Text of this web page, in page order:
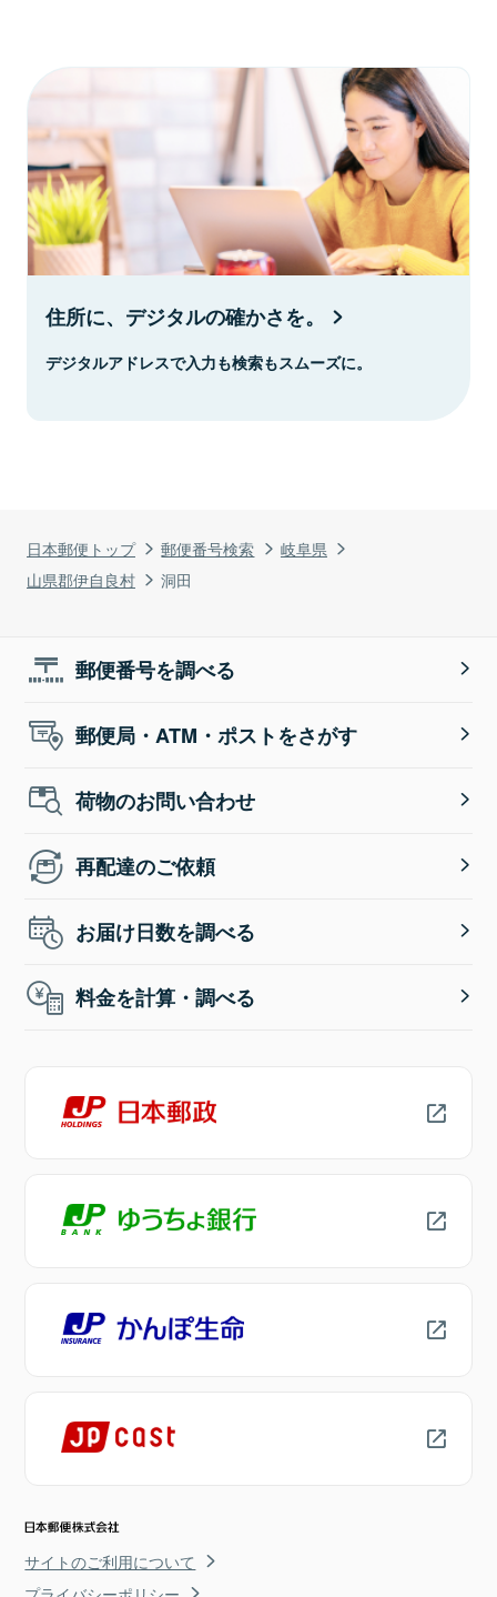
日本郵便トップ 郵便番号検索
岐阜県
山県郡伊自良村
洞田
住所に、デジタルの確かさを。
デジタルアドレスで入力も検索もスムーズに。
郵便番号を調べる
郵便局・ATM・ポストをさがす
荷物のお問い合わせ
再配達のご依頼
お届け日数を調べる
料金を計算・調べる
サイトのご利用について